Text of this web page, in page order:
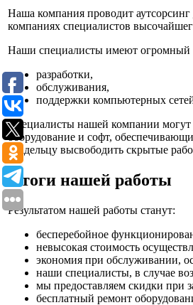
Наша компания проводит аутсорсинг
компаниях специалистов
Наши специалисты имеют огромный
разработки,
обслуживания,
поддержки компьютерных
Специалисты нашей компании могут
оборудование и софт,
владельцу высвободить скрытые
Итоги нашей работы
Результатом нашей работы станут:
бесперебойное
невысокая стоимость
экономия при обслуживании,
наши специалисты, в случае
мы предоставляем скидки при
бесплатный ремонт